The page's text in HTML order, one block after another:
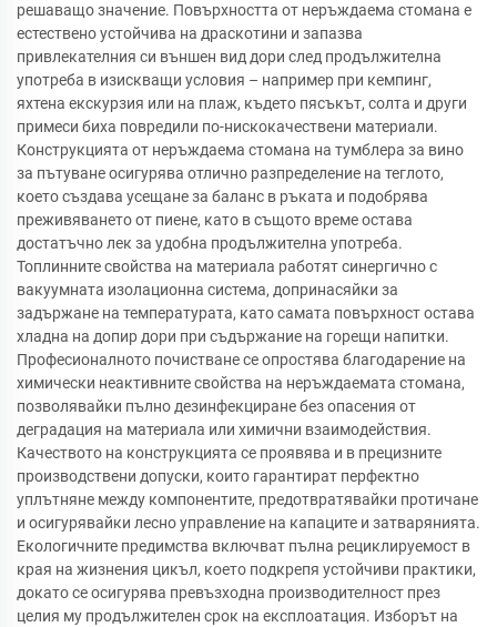
решаващо значение. Повърхността от неръждаема стомана е
естествено устойчива на драскотини и запазва
привлекателния си външен вид дори след продължителна
употреба в изискващи условия – например при кемпинг,
яхтена екскурзия или на плаж, където пясъкът, солта и други
примеси биха повредили по-нискокачествени материали.
Конструкцията от неръждаема стомана на тумблера за вино
за пътуване осигурява отлично разпределение на теглото,
което създава усещане за баланс в ръката и подобрява
преживяването от пиене, като в същото време остава
достатъчно лек за удобна продължителна употреба.
Топлинните свойства на материала работят синергично с
вакуумната изолационна система, допринасяйки за
задържане на температурата, като самата повърхност остава
хладна на допир дори при съдържание на горещи напитки.
Професионалното почистване се опростява благодарение на
химически неактивните свойства на неръждаемата стомана,
позволявайки пълно дезинфекциране без опасения от
деградация на материала или химични взаимодействия.
Качеството на конструкцията се проявява и в прецизните
производствени допуски, които гарантират перфектно
уплътняне между компонентите, предотвратявайки протичане
и осигурявайки лесно управление на капаците и затварянията.
Екологичните предимства включват пълна рециклируемост в
края на жизнения цикъл, което подкрепя устойчиви практики,
докато се осигурява превъзходна производителност през
целия му продължителен срок на експлоатация. Изборът на